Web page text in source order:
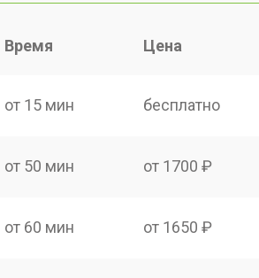
Время Цена
от 15 мин бесплатно
от 50 мин от 1700 ₽
от 60 мин от 1650 ₽